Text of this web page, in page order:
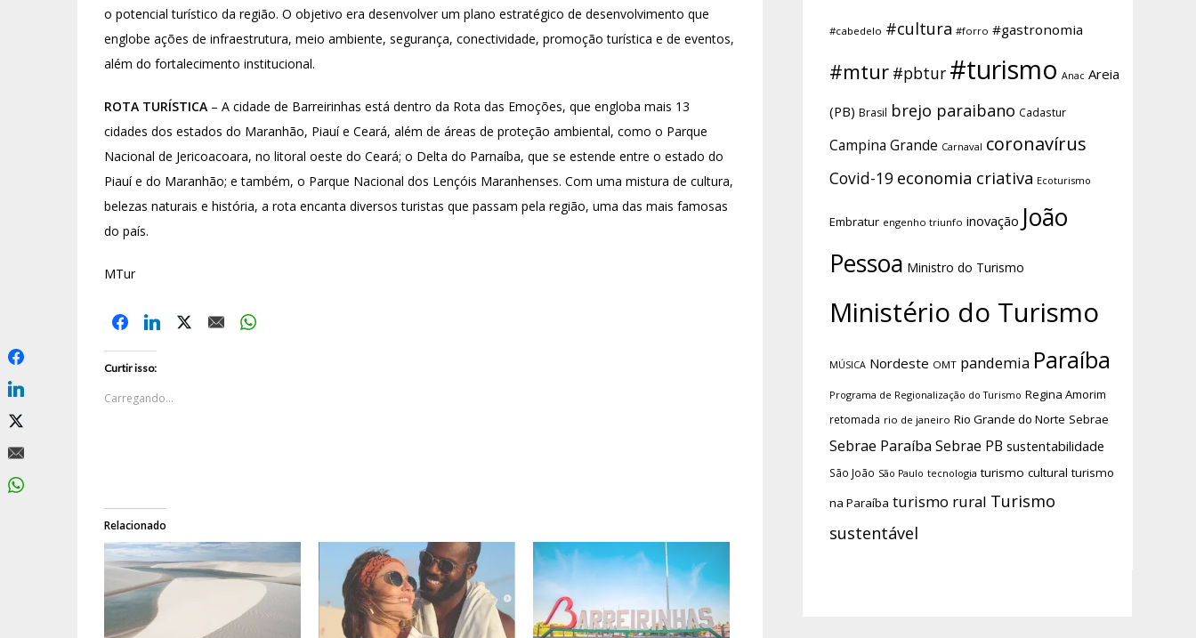
o potencial turístico da região. O objetivo era desenvolver um plano estratégico de desenvolvimento que
englobe ações de infraestrutura, meio ambiente, segurança, conectividade, promoção turística e de eventos,
além do fortalecimento institucional.
ROTA TURÍSTICA – A cidade de Barreirinhas está dentro da Rota das Emoções, que engloba mais 13
cidades dos estados do Maranhão, Piauí e Ceará, além de áreas de proteção ambiental, como o Parque
Nacional de Jericoacoara, no litoral oeste do Ceará; o Delta do Parnaíba, que se estende entre o estado do
Piauí e do Maranhão; e também, o Parque Nacional dos Lençóis Maranhenses. Com uma mistura de cultura,
belezas naturais e história, a rota encanta diversos turistas que passam pela região, uma das mais famosas
do país.
MTur
Curtir isso:
Carregando...
Relacionado
#cabedelo #cultura #forro #gastronomia
#mtur #pbtur #turismo Anac Areia
(PB) Brasil brejo paraibano Cadastur
Campina Grande Carnaval coronavírus
Covid-19 economia criativa Ecoturismo
Embratur engenho triunfo inovação João
Pessoa Ministro do Turismo
Ministério do Turismo
MÚSICA Nordeste OMT pandemia Paraíba
Programa de Regionalização do Turismo Regina Amorim
retomada rio de janeiro Rio Grande do Norte Sebrae
Sebrae Paraíba Sebrae PB sustentabilidade
São João São Paulo tecnologia turismo cultural turismo
na Paraíba turismo rural Turismo
sustentável